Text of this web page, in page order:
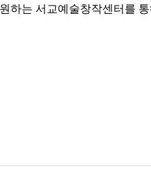
는 서교예술창작센터를